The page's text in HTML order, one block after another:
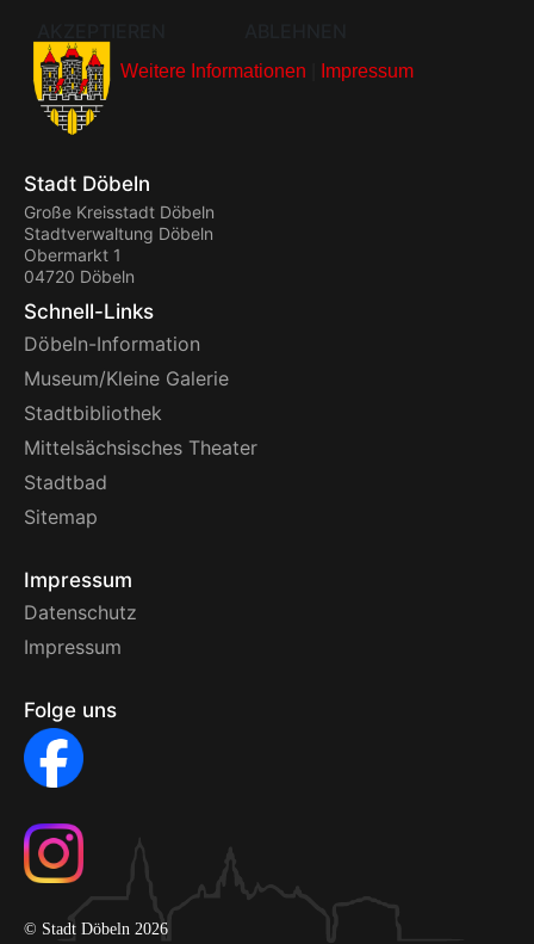
Stadt Döbeln
Große Kreisstadt Döbeln
Stadtverwaltung Döbeln
Obermarkt 1
04720 Döbeln
Schnell-Links
Döbeln-Information
Museum/Kleine Galerie
Stadtbibliothek
Mittelsächsisches Theater
Stadtbad
Sitemap
Impressum
Datenschutz
Impressum
Folge uns
© Stadt Döbeln 2026
Weitere Informationen Impressum